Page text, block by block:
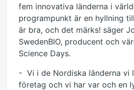
fem innovativa länderna i
programpunkt är en hyllning
är bra, och det märks! säger
SwedenBIO, producent och
Science Days.
- Vi i de Nordiska länderna vi
företag och vi har var och en